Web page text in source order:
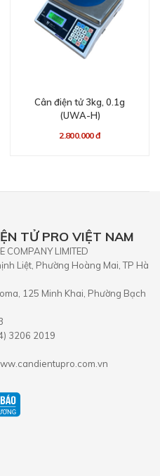
Cân điện tử 3kg, 0.1g
(UWA-H)
2.800.000 đ
TỬ PRO VIỆT NAM
COMPANY LIMITED
Liệt, Phường Hoàng Mai, TP Hà
125 Minh Khai, Phường Bạch
3206 2019